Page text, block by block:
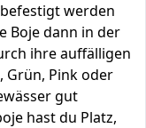
werden
Boje dann in der
ihre auffälligen
Grün, Pink oder
gut
hast du Platz,